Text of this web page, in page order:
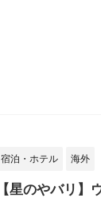
宿泊・ホテル 海外
【星のやバリ】